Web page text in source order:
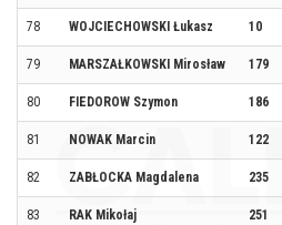
78 WOJCIECHOWSKI Łukasz 10
79 MARSZAŁKOWSKI Mirosław 179
80 FIEDOROW Szymon 186
81 NOWAK Marcin 122
82 ZABŁOCKA Magdalena 235
83 RAK Mikołaj 251